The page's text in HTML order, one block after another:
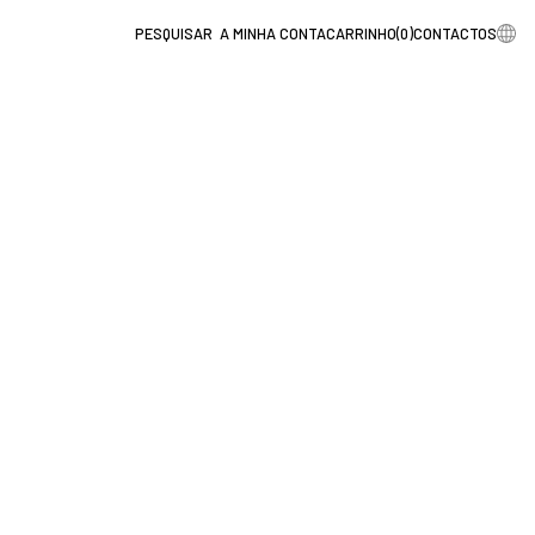
A MINHA CONTACARRINHO(0)CONTACTOS